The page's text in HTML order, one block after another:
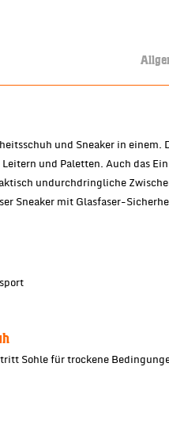
und Sneaker in
und Paletten. Auch das
undurchdringliche
Sneaker mit Glasfaser-
Sohle für trockene